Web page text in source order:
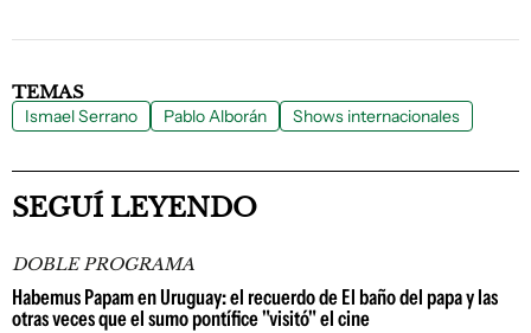
TEMAS
Ismael Serrano Pablo Alborán Shows internacionales
SEGUÍ LEYENDO
DOBLE PROGRAMA
Habemus Papam en Uruguay: el recuerdo de El baño del papa y las
otras veces que el sumo pontífice "visitó" el cine